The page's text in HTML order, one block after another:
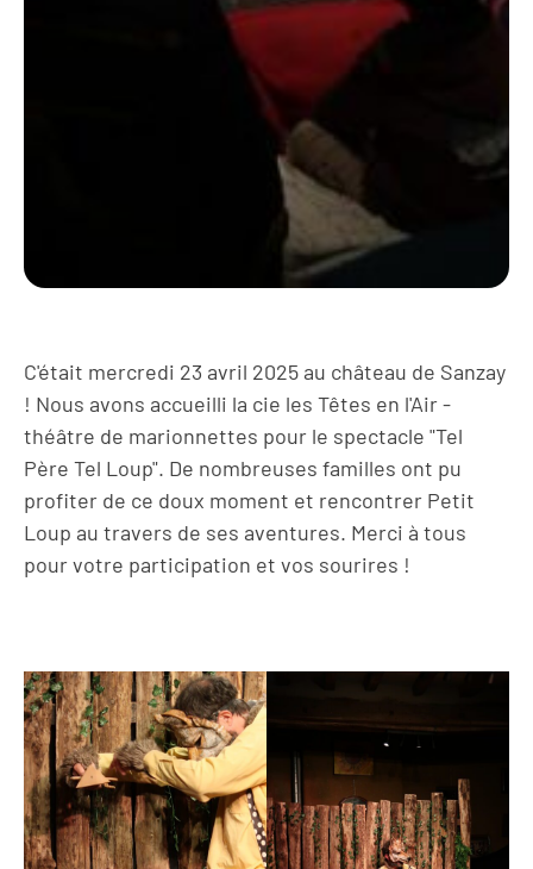
C'était mercredi 23 avril 2025 au château de Sanzay
! Nous avons accueilli la cie les Têtes en l'Air -
théâtre de marionnettes pour le spectacle "Tel
Père Tel Loup". De nombreuses familles ont pu
profiter de ce doux moment et rencontrer Petit
Loup au travers de ses aventures. Merci à tous
pour votre participation et vos sourires !